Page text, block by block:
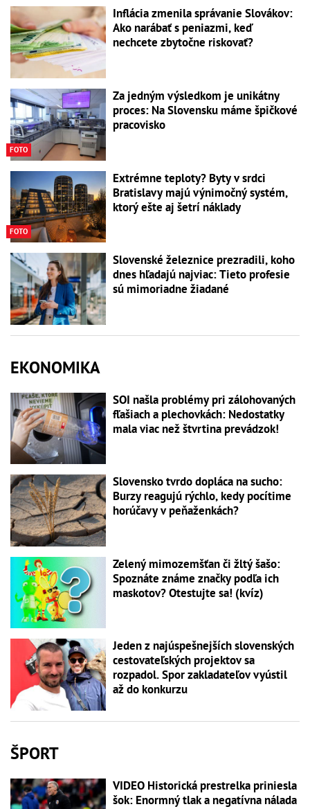
Inflácia zmenila správanie Slovákov:
Ako narábať s peniazmi, keď
nechcete zbytočne riskovať?
FOTO
Za jedným výsledkom je unikátny
proces: Na Slovensku máme špičkové
pracovisko
FOTO
Extrémne teploty? Byty v srdci
Bratislavy majú výnimočný systém,
ktorý ešte aj šetrí náklady
Slovenské železnice prezradili, koho
dnes hľadajú najviac: Tieto profesie
sú mimoriadne žiadané
EKONOMIKA
SOI našla problémy pri zálohovaných
fľašiach a plechovkách: Nedostatky
mala viac než štvrtina prevádzok!
Slovensko tvrdo dopláca na sucho:
Burzy reagujú rýchlo, kedy pocítime
horúčavy v peňaženkách?
Zelený mimozemšťan či žltý šašo:
Spoznáte známe značky podľa ich
maskotov? Otestujte sa! (kvíz)
Jeden z najúspešnejších slovenských
cestovateľských projektov sa
rozpadol. Spor zakladateľov vyústil
až do konkurzu
ŠPORT
VIDEO Historická prestrelka priniesla
šok: Enormný tlak a negatívna nálada